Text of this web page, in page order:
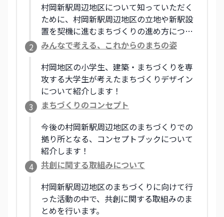
村岡新駅周辺地区について知っていただく
ために、村岡新駅周辺地区の立地や新駅設
置を契機に進むまちづくりの進め方につい
て紹介します。また、2021年に策定したま
紹介します。
2
みんなで考える、これからのまちの姿
村岡地区の小学生、建築・まちづくりを専
攻する大学生が考えたまちづくりデザイン
について紹介します！
3
まちづくりのコンセプト
今後の村岡新駅周辺地区のまちづくりでの
拠り所となる、コンセプトブックについて
紹介します！
4
共創に関する取組みについて
村岡新駅周辺地区のまちづくりに向けて行
った活動の中で、共創に関する取組みのま
とめを行います。